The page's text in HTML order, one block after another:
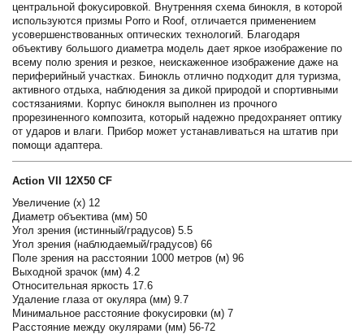
центральной фокусировкой. Внутренняя схема бинокля, в которой
используются призмы Porro и Roof, отличается применением
усовершенствованных оптических технологий. Благодаря
объективу большого диаметра модель дает яркое изображение по
всему полю зрения и резкое, неискаженное изображение даже на
периферийный участках. Бинокль отлично подходит для туризма,
активного отдыха, наблюдения за дикой природой и спортивными
состязаниями. Корпус бинокля выполнен из прочного
прорезиненного композита, который надежно предохраняет оптику
от ударов и влаги. Прибор может устанавливаться на штатив при
помощи адаптера.
Action VII 12X50 CF
Увеличение (х) 12
Диаметр объектива (мм) 50
Угол зрения (истинный/градусов) 5.5
Угол зрения (наблюдаемый/градусов) 66
Поле зрения на расстоянии 1000 метров (м) 96
Выходной зрачок (мм) 4.2
Относительная яркость 17.6
Удаление глаза от окуляра (мм) 9.7
Минимальное расстояние фокусировки (м) 7
Расстояние между окулярами (мм) 56-72